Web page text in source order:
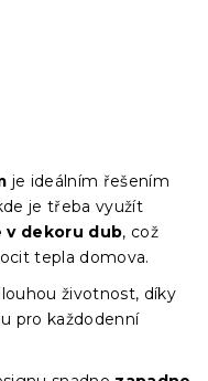
je ideálním řešením
je třeba využít
v dekoru dub, což
tepla domova.
životnost, díky
pro každodenní